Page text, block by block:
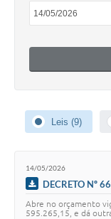
Leis (9)
14/05/2026
DECRETO Nº
Abre no orçamento
595.265,15, e dá